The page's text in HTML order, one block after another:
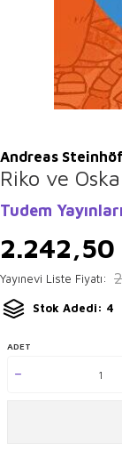
Andreas
Riko ve
Tudem Yayınları
2.242,50
Yayınevi Liste Fiyatı:
Stok Adedi: 4
ADET